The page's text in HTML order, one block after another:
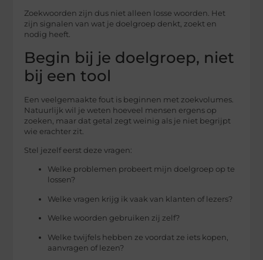
Zoekwoorden zijn dus niet alleen losse woorden. Het
zijn signalen van wat je doelgroep denkt, zoekt en
nodig heeft.
Begin bij je doelgroep, niet
bij een tool
Een veelgemaakte fout is beginnen met zoekvolumes.
Natuurlijk wil je weten hoeveel mensen ergens op
zoeken, maar dat getal zegt weinig als je niet begrijpt
wie erachter zit.
Stel jezelf eerst deze vragen:
Welke problemen probeert mijn doelgroep op te
lossen?
Welke vragen krijg ik vaak van klanten of lezers?
Welke woorden gebruiken zij zelf?
Welke twijfels hebben ze voordat ze iets kopen,
aanvragen of lezen?